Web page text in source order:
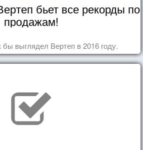
бьет все рекорды по
продажам!
бы выглядел Вертеп в 2016 году.